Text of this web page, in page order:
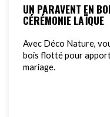
UN PARAVENT EN
CÉRÉMONIE LAÏQUE
Avec Déco Nature,
bois flotté pour
mariage.